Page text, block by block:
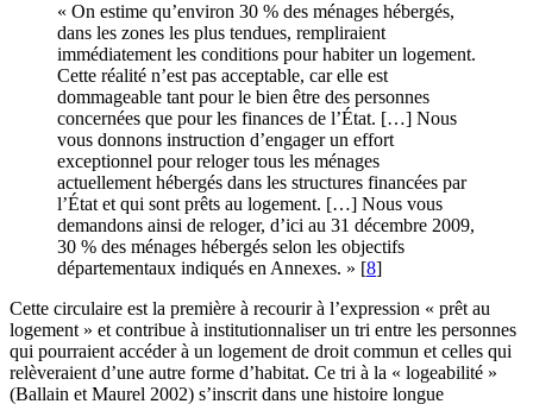
« On estime qu’environ 30 % des ménages hébergés,
dans les zones les plus tendues, rempliraient
immédiatement les conditions pour habiter un logement.
Cette réalité n’est pas acceptable, car elle est
dommageable tant pour le bien être des personnes
concernées que pour les finances de l’État. […] Nous
vous donnons instruction d’engager un effort
exceptionnel pour reloger tous les ménages
actuellement hébergés dans les structures financées par
l’État et qui sont prêts au logement. […] Nous vous
demandons ainsi de reloger, d’ici au 31 décembre 2009,
30 % des ménages hébergés selon les objectifs
départementaux indiqués en Annexes. » [8]
Cette circulaire est la première à recourir à l’expression « prêt au
logement » et contribue à institutionnaliser un tri entre les personnes
qui pourraient accéder à un logement de droit commun et celles qui
relèveraient d’une autre forme d’habitat. Ce tri à la « logeabilité »
(Ballain et Maurel 2002) s’inscrit dans une histoire longue